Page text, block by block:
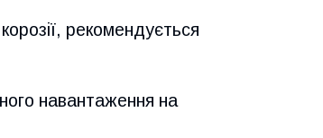
рекомендується
навантаження на